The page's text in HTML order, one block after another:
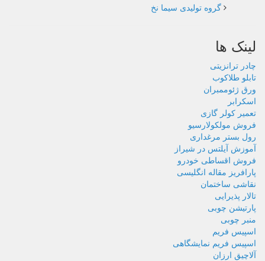
گروه تولیدی سیما نخ
لینک ها
چادر ترانزیتی
تابلو طلاکوب
ورق ژئوممبران
اسکرابر
تعمیر کولر گازی
فروش مولکولارسیو
رول بستر مرغداری
آموزش آیلتس در شیراز
فروش اقساطی خودرو
پارافریز مقاله انگلیسی
نقاشی ساختمان
تالار پذیرایی
پارتیشن چوبی
منبر چوبی
اسپیس فریم
اسپیس فریم نمایشگاهی
آلاچیق ارزان